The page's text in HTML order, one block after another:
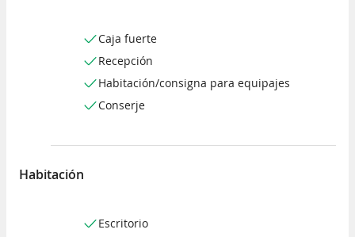
Caja fuerte
Recepción
Habitación/consigna para equipajes
Conserje
Habitación
Escritorio